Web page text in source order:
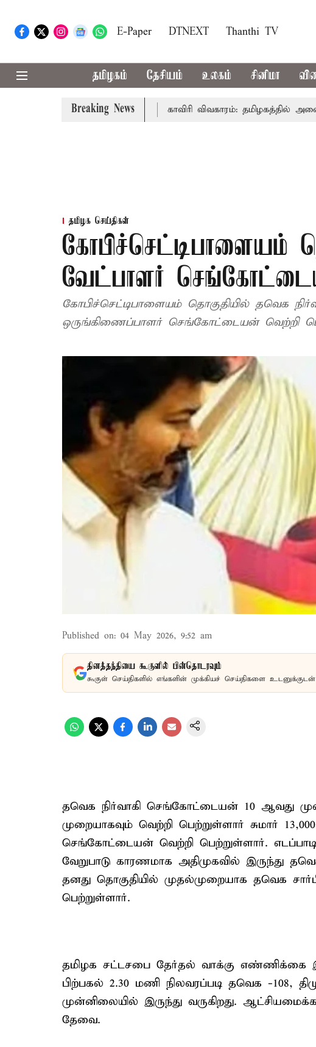
E-Paper DTNEXT Thanthi TV
தமிழகம் தேசியம் உலகம் சினிமா
Breaking News
அமைச்சர் விஜய் உரை காவிரி விவகாரம்: தமிழகத்தில் அனைத்து
தமிழக செய்திகள்
கோபிச்செட்டிபாளையம்
வேட்பாளர்
கோபிச்செட்டிபாளையம் தொகுதியில் தவெக
ஒருங்கிணைப்பாளர் செங்கோட்டையன் வெற்றி
Published on: 04 May 2026, 9:52 am
தினத்தந்தியை கூகுளில் பின்தொடரவும்
கூகுள் செய்திகளில் எங்களின் முக்கியச் செய்திகளை
தவெக நிர்வாகி செங்கோட்டையன் 10 ஆவது
முறையாகவும் வெற்றி பெற்றுள்ளார் சுமார்
செங்கோட்டையன் வெற்றி பெற்றுள்ளார். எடப்பாடி
வேறுபாடு காரணமாக அதிமுகவில் இருந்து
தனது தொகுதியில் முதல்முறையாக தவெக
பெற்றுள்ளார்.
தமிழக சட்டசபை தேர்தல் வாக்கு எண்ணிக்கை
பிற்பகல் 2.30 மணி நிலவரப்படி தவெக -108,
முன்னிலையில் இருந்து வருகிறது.
தேவை.